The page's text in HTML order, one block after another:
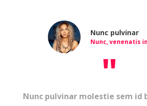
Nunc pulvinar
Nunc, venenatis
"
Nunc pulvinar molestie sem id